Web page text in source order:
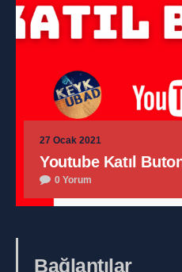
27 Ocak 2021
Youtube Katıl
0 Yorum
Bağlantılar